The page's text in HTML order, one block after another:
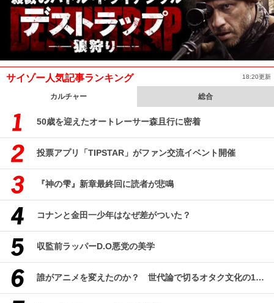
サイゾー人気記事ランキング 18:20更新
カルチャー 総合
50歳を迎えたオートレーサー森且行に密着
投票アプリ「TIPSTAR」がファン交流イベント開催
『神の雫』新章最終回に読者が悲鳴
コナンと金田一少年はなぜ差がついた？
収監前ラッパーD.O悪党の美学
誰がアニメを変えたのか？ 世代論で切るオタク文化の10年、そして50年